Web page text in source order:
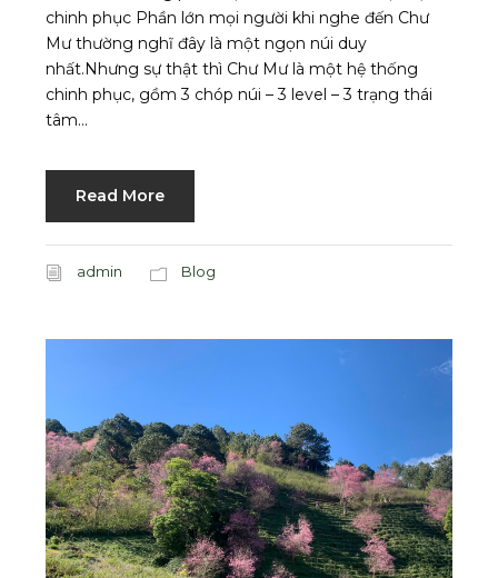
chinh phục Phần lớn mọi người khi nghe đến Chư
Mư thường nghĩ đây là một ngọn núi duy
nhất.Nhưng sự thật thì Chư Mư là một hệ thống
chinh phục, gồm 3 chóp núi – 3 level – 3 trạng thái
tâm...
Read More
admin Blog